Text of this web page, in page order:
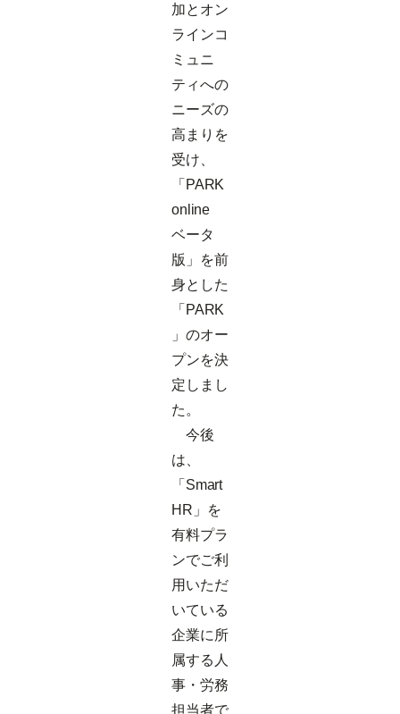
加とオン
ラインコ
ミュニ
ティへの
ニーズの
高まりを
受け、
「PARK
online
ベータ
版」を前
身とした
「PARK
」のオー
プンを決
定しまし
た。
今後
は、
「Smart
HR」を
有料プラ
ンでご利
用いただ
いている
企業に所
属する人
事・労務
担当者で